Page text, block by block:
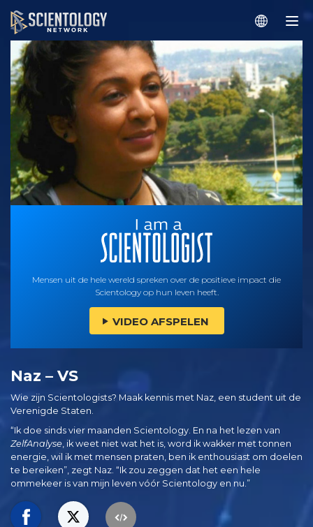
Mensen uit de hele wereld spreken over de positieve impact die
Scientology op hun leven heeft.
VIDEO AFSPELEN
Naz – VS
Wie zijn Scientologists? Maak kennis met Naz, een student uit de
Verenigde Staten.
“Ik doe sinds vier maanden Scientology. En na het lezen van
ZelfAnalyse, ik weet niet wat het is, word ik wakker met tonnen
energie, wil ik met mensen praten, ben ik enthousiast om doelen
te bereiken”, zegt Naz. “Ik zou zeggen dat het een hele
ommekeer is van mijn leven vóór Scientology en nu.”